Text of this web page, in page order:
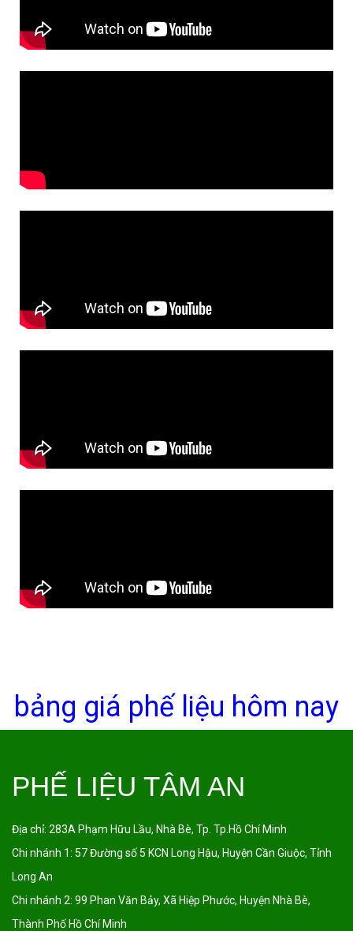
bảng giá phế liệu hôm nay
PHẾ LIỆU TÂM AN
Địa chỉ: 283A Phạm Hữu Lầu, Nhà Bè, Tp. Tp.Hồ Chí Minh
Chi nhánh 1: 57 Đường số 5 KCN Long Hậu, Huyện Cần Giuộc, Tỉnh
Long An
Chi nhánh 2: 99 Phan Văn Bảy, Xã Hiệp Phước, Huyện Nhà Bè,
Thành Phố Hồ Chí Minh